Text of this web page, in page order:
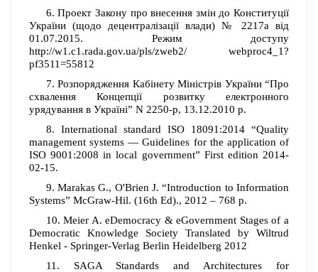
6. Проект Закону про внесення змін до Конституції
України (щодо децентралізації влади) № 2217а від
01.07.2015. Режим доступу
http://w1.c1.rada.gov.ua/pls/zweb2/ webproc4_1?
pf3511=55812
7. Розпорядження Кабінету Міністрів України “Про
схвалення Концепції розвитку електронного
урядування в Україні” N 2250-р, 13.12.2010 р.
8. International standard ISO 18091:2014 “Quality
management systems — Guidelines for the application of
ISO 9001:2008 in local government” First edition 2014-
02-15.
9.Marakas G., O'Brien J. “Introduction to Information
Systems” McGraw-Hil. (16th Ed)., 2012 – 768 р.
10.Meier A. eDemocracy & eGovernment Stages of a
Democratic Knowledge Society Translated by Wiltrud
Henkel - Springer-Verlag Berlin Heidelberg 2012
11. SAGA Standards and Architectures for